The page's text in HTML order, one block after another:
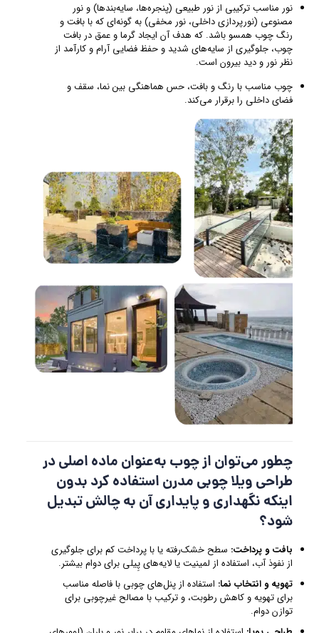
نور مناسب ترکیبی از نور طبیعی (پنجره‌ها، سایه‌بندها) و نور
مصنوعی (نورپردازی داخلی، نور مخفی) به گونه‌ای که با بافت و
رنگ چوب همسو باشد. که هدف آن ایجاد گرما و عمق در بافت
چوب، جلوگیری از سایه‌های شدید و حفظ فضایی آرام و کارآمد از
نظر نور و دید بیرون است.
چوب مناسب با رنگ و بافت، حس هماهنگی بین نما، سقف و
فضای داخلی را برقرار می‌کند.
چطور می‌توان از چوب به‌عنوان ماده اصلی در
طراحی ویلا چوبی مدرن استفاده کرد بدون
اینکه نگهداری و پایداری آن به چالش تبدیل
شود؟
بافت و پرداخت: سطح خشک‌رفته یا با پرداخت کم برای جلوگیری
از نفوذ آب، استفاده از لمینیت یا لایه‌های پِیلی برای دوام بیشتر.
تهویه و انتخاب نما: استفاده از پنل‌های چوبی با فاصله مناسب
برای تهویه و کاهش رطوبت، و ترکیب با مصالح غیرچوبی برای
توازن دوام.